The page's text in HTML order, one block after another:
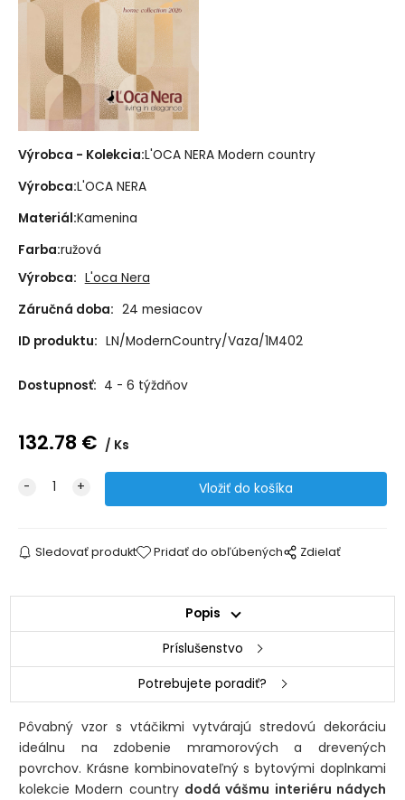
Výrobca - Kolekcia:L'OCA NERA Modern country
Výrobca:L'OCA NERA
Materiál:Kamenina
Farba:ružová
Výrobca: L'oca Nera
Záručná doba: 24 mesiacov
ID produktu: LN/ModernCountry/Vaza/1M402
Dostupnosť: 4 - 6 týždňov
132.78 € Ks
Sledovať produkt Pridať do obľúbených Zdielať
Popis
Príslušenstvo
Potrebujete poradiť?
Pôvabný vzor s vtáčikmi vytvárajú stredovú dekoráciu
ideálnu na zdobenie mramorových a drevených
povrchov. Krásne kombinovateľný s bytovými doplnkami
kolekcie Modern country dodá vášmu interiéru nádych